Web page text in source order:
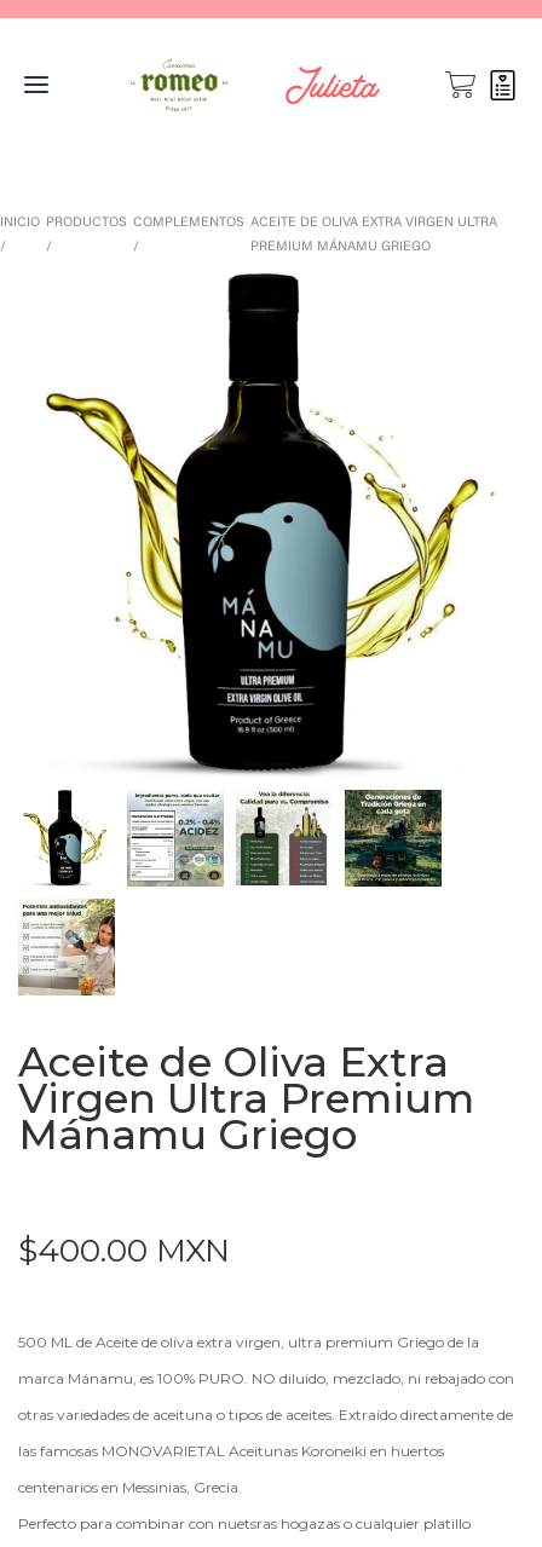
INICIO PRODUCTOS COMPLEMENTOS ACEITE DE OLIVA EXTRA VIRGEN ULTRA
PREMIUM MÁNAMU GRIEGO
Aceite de Oliva Extra
Virgen Ultra Premium
Mánamu Griego
$400.00 MXN
500 ML de Aceite de oliva extra virgen, ultra premium Griego de la
marca Mánamu, es 100% PURO. NO diluido, mezclado, ni rebajado con
otras variedades de aceituna o tipos de aceites. Extraído directamente de
las famosas MONOVARIETAL Aceitunas Koroneiki en huertos
centenarios en Messinias, Grecia.
Perfecto para combinar con nuetsras hogazas o cualquier platillo